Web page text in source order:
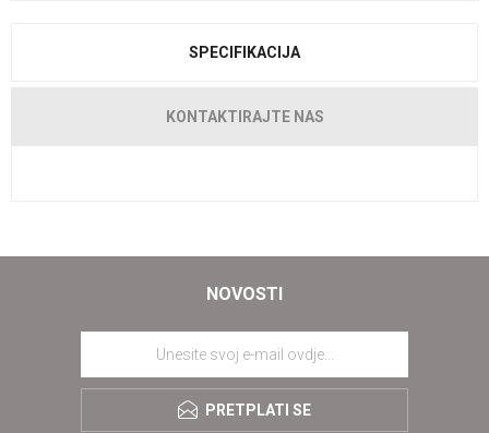
SPECIFIKACIJA
KONTAKTIRAJTE NAS
NOVOSTI
PRETPLATI SE